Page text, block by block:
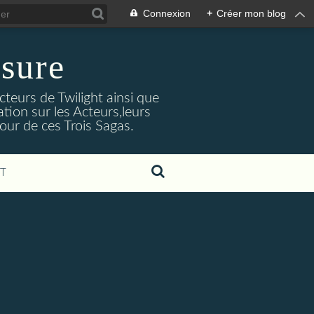
Connexion + Créer mon blog
de Twilight ainsi que
sur les Acteurs,leurs
de ces Trois Sagas.